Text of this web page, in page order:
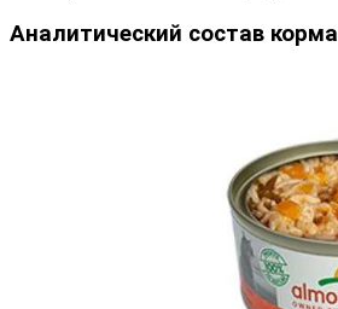
Аналитический состав корма